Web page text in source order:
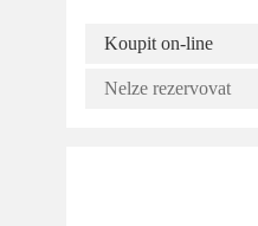
Koupit on-line
Nelze rezervovat